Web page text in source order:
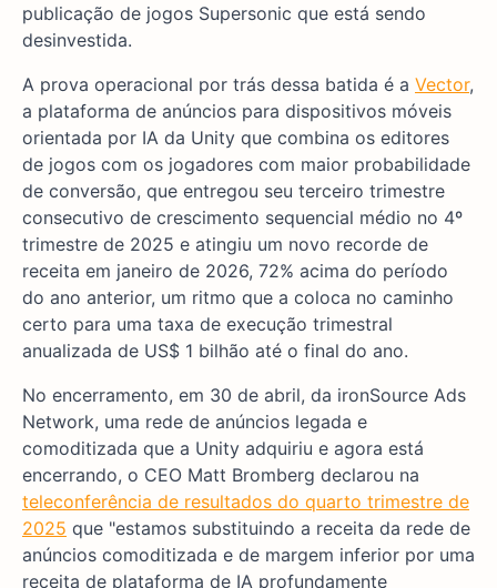
publicação de jogos Supersonic que está sendo
desinvestida.
A prova operacional por trás dessa batida é a Vector,
a plataforma de anúncios para dispositivos móveis
orientada por IA da Unity que combina os editores
de jogos com os jogadores com maior probabilidade
de conversão, que entregou seu terceiro trimestre
consecutivo de crescimento sequencial médio no 4º
trimestre de 2025 e atingiu um novo recorde de
receita em janeiro de 2026, 72% acima do período
do ano anterior, um ritmo que a coloca no caminho
certo para uma taxa de execução trimestral
anualizada de US$ 1 bilhão até o final do ano.
No encerramento, em 30 de abril, da ironSource Ads
Network, uma rede de anúncios legada e
comoditizada que a Unity adquiriu e agora está
encerrando, o CEO Matt Bromberg declarou na
teleconferência de resultados do quarto trimestre de
2025 que "estamos substituindo a receita da rede de
anúncios comoditizada e de margem inferior por uma
receita de plataforma de IA profundamente